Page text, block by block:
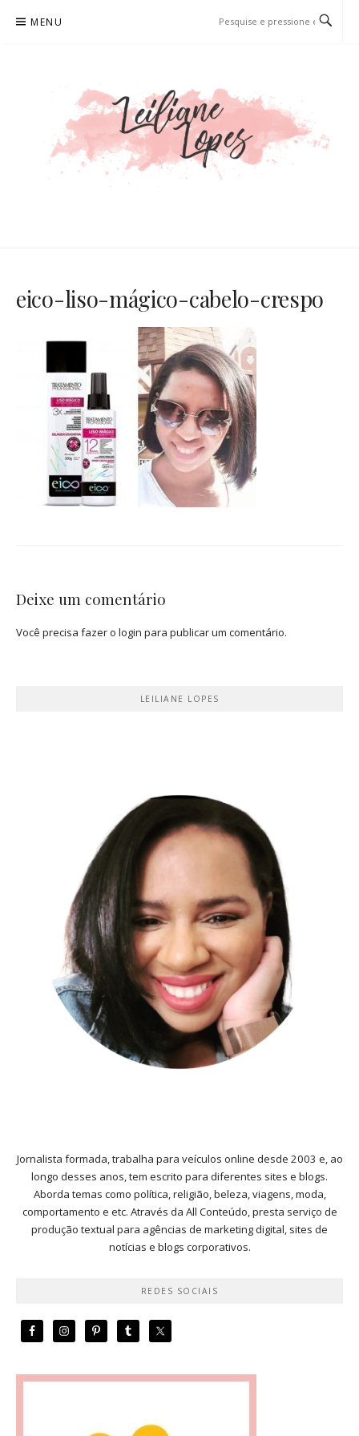
para
MENU
eico-liso-mágico-cabelo-crespo
Deixe um comentário
Você precisa fazer o login para publicar um comentário.
LEILIANE LOPES
Jornalista formada, trabalha para veículos online desde 2003 e, ao
longo desses anos, tem escrito para diferentes sites e blogs.
Aborda temas como política, religião, beleza, viagens, moda,
comportamento e etc. Através da All Conteúdo, presta serviço de
produção textual para agências de marketing digital, sites de
notícias e blogs corporativos.
REDES SOCIAIS